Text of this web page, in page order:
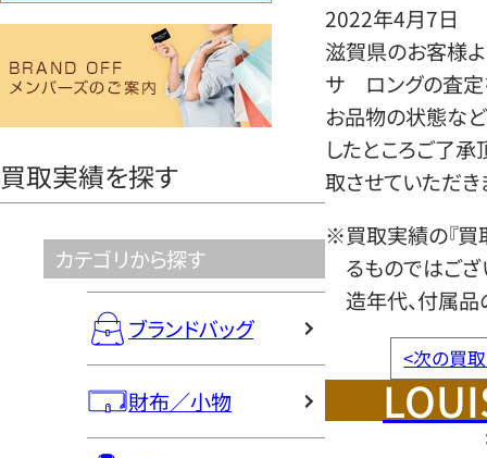
ヤ
買取実績を探す
カテゴリから探す
ブランドバッグ
財布／小物
2022年4月7日
滋賀県のお客様よ
サ ロングの査定
お品物の状態など
したところご了
取させていただき
※買取実績の『買
るものではござ
造年代、付属品
<次の買